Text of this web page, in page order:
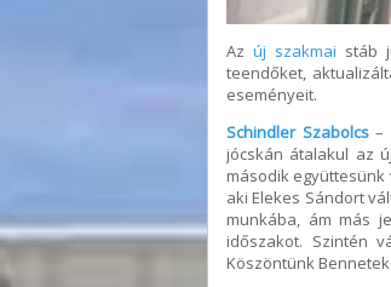
Az új szakmai stáb
teendőket,
eseményeit.
Schindler Szabolcs–
jócskán átalakul az
második
aki Elekes Sándort
munkába, ám más
időszakot. Szintén
Köszöntünk